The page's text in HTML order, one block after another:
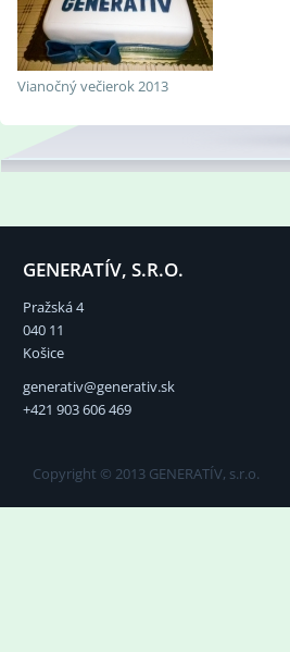
Vianočný večierok 2013
GENERATÍV, S.R.O.
Pražská 4
040 11
Košice
generativ@generativ.sk
+421 903 606 469
Copyright © 2013 GENERATÍV, s.r.o.